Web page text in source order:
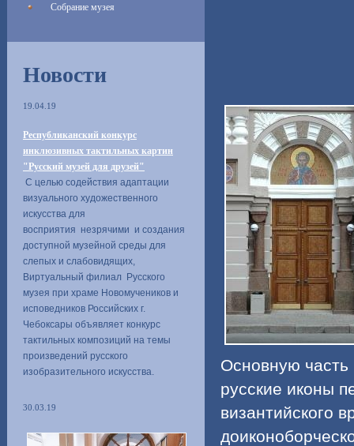
Собрание музея
Новости
19.04.19
Республиканский конкурс
инклюзивных тактильных картин
"Русский музей для друзей"
С целью содействия адаптации
визуального художественного
искусства для
восприятия незрячими и создания
доступной музейной среды для
слепых и слабовидящих,
Виртуальный филиал Русского
музея при храме Новомучеников и
исповедников Российских г.
Чебоксары объявляет конкурс
тактильных композиций на темы
произведений русского
изобразительного искусства.
30.03.19
Основную часть
русские иконы
византийского